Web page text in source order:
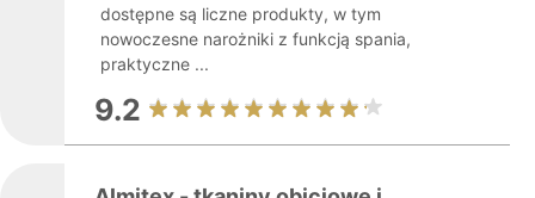
dostępne są liczne produkty, w tym
nowoczesne narożniki z funkcją spania,
praktyczne ...
9.2